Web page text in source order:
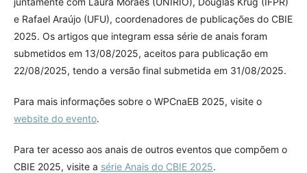
e Rafael Araújo (UFU), coordenadores de publicações do CBIE
2025. Os artigos que integram essa série de anais foram
submetidos em 13/08/2025, aceitos para publicação em
22/08/2025, tendo a versão final submetida em 31/08/2025.
Para mais informações sobre o WPCnaEB 2025, visite o
website do evento.
Para ter acesso aos anais de outros eventos que compõem o
CBIE 2025, visite a série Anais do CBIE 2025.